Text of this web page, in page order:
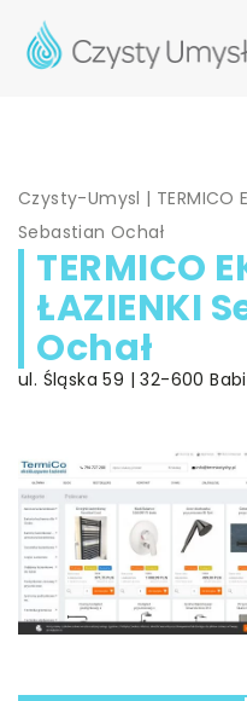
Czysty-Umysl | TERMICO
Sebastian Ochał
TERMICO
ŁAZIENKI
Ochał
ul. Śląska 59 | 32-600